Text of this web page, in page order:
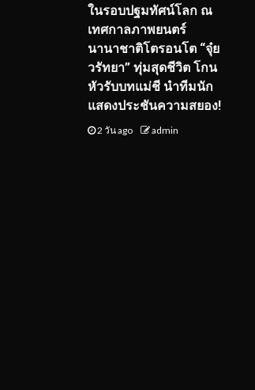
ในรอบปฐมทัศน์โลก ณ
เทศกาลภาพยนตร์
นานาชาติโตรอนโต “จุ๋ย
วรัทยา” ทุ่มสุดชีวิต โกน
หัวรับบทแม่ชี นำทีมนัก
แสดงประชันความสยอง!
2 วัน ago admin